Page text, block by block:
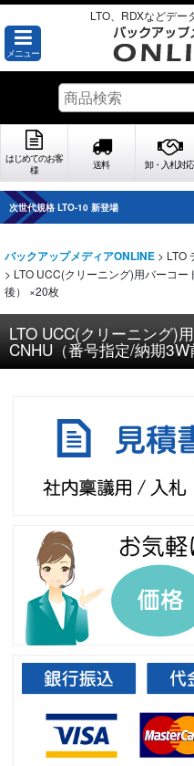
LTO、RDXなどデー
メニュー
はじめてのお客
様
送料 卸・入札対応
次世代規格 LTO-10 新登場
バックアップメディアONLINE > LTO
> LTO UCC(クリーニング)用バーコ
後） ×20枚
LTO UCC(クリーニング)
CNHU（番号指定/納期